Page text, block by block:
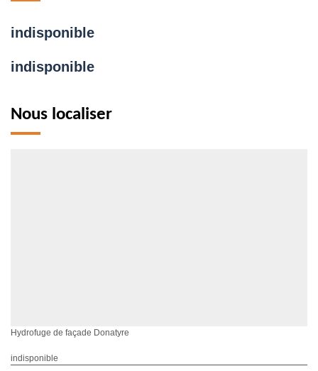
indisponible
indisponible
Nous localiser
Hydrofuge de façade Donatyre
indisponible